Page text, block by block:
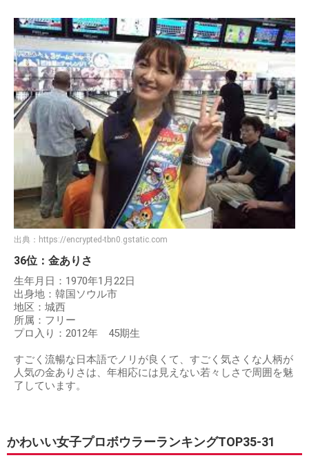
出典： https://encrypted-tbn0.gstatic.com
36位：金ありさ
生年月日：1970年1月22日
出身地：韓国ソウル市
地区：城西
所属：フリー
プロ入り：2012年 45期生
すごく流暢な日本語でノリが良くて、すごく気さくな人柄が
人気の金ありさは、年相応には見えない若々しさで周囲を魅
了しています。
かわいい女子プロボウラーランキングTOP35-31